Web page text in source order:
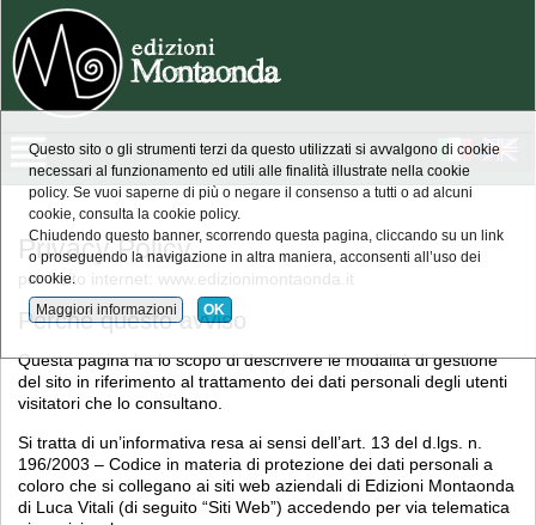
Privacy Policy
per il sito internet: www.edizionimontaonda.it
Perché questo avviso
Questa pagina ha lo scopo di descrivere le modalità di gestione
del sito in riferimento al trattamento dei dati personali degli utenti
visitatori che lo consultano.
Si tratta di un’informativa resa ai sensi dell’art. 13 del d.lgs. n.
196/2003 – Codice in materia di protezione dei dati personali a
coloro che si collegano ai siti web aziendali di Edizioni Montaonda
di Luca Vitali (di seguito “Siti Web”) accedendo per via telematica
Questo sito o gli strumenti terzi da questo utilizzati si avvalgono di cookie
necessari al funzionamento ed utili alle finalità illustrate nella cookie
policy. Se vuoi saperne di più o negare il consenso a tutti o ad alcuni
cookie, consulta la cookie policy.
Chiudendo questo banner, scorrendo questa pagina, cliccando su un link
o proseguendo la navigazione in altra maniera, acconsenti all’uso dei
cookie.
Maggiori informazioni OK